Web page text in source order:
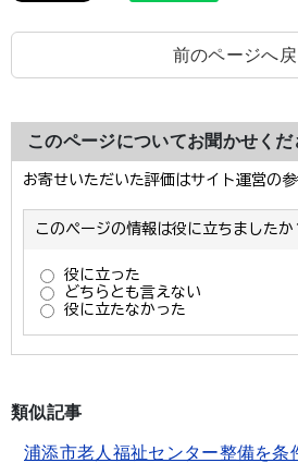
前のページへ戻
このページについてお聞かせくだ
類似記事
浦添市老人福祉センター整備を条